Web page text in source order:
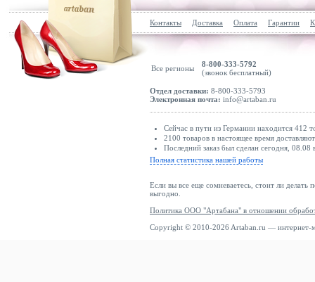
Контакты Доставка Оплата Гарантии
Все регионы
8-800-333-5792
(звонок бесплатный)
Отдел доставки: 8-800-333-5793
Электронная почта: info@artaban.ru
Сейчас в пути из Германии находится 412
2100 товаров в настоящее время
Последний заказ был сделан сегодня,
Полная статистика нашей работы
Если вы все еще сомневаетесь, стоит ли делать
выгодно.
Политика ООО "Артабана" в отношении
Copyright © 2010-2026 Artaban.ru — интернет-